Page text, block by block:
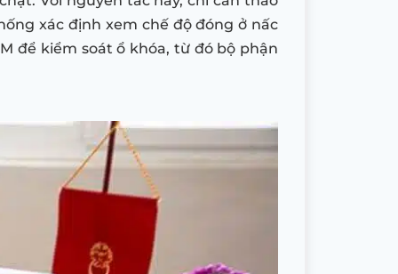
xác định xem chế độ đóng ở nấc
để kiểm soát ổ khóa, từ đó bộ phận